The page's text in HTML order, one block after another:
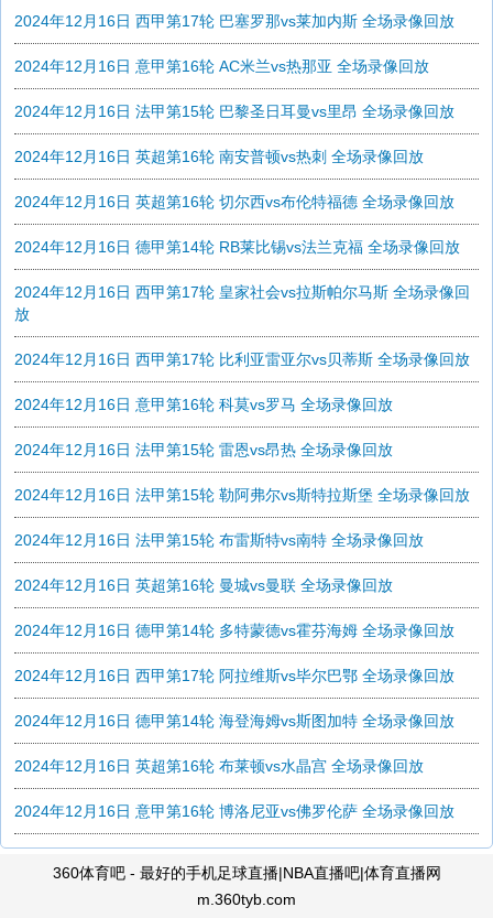
2024年12月16日 西甲第17轮 巴塞罗那vs莱加内斯 全场录像回放
2024年12月16日 意甲第16轮 AC米兰vs热那亚 全场录像回放
2024年12月16日 法甲第15轮 巴黎圣日耳曼vs里昂 全场录像回放
2024年12月16日 英超第16轮 南安普顿vs热刺 全场录像回放
2024年12月16日 英超第16轮 切尔西vs布伦特福德 全场录像回放
2024年12月16日 德甲第14轮 RB莱比锡vs法兰克福 全场录像回放
2024年12月16日 西甲第17轮 皇家社会vs拉斯帕尔马斯 全场录像回
放
2024年12月16日 西甲第17轮 比利亚雷亚尔vs贝蒂斯 全场录像回放
2024年12月16日 意甲第16轮 科莫vs罗马 全场录像回放
2024年12月16日 法甲第15轮 雷恩vs昂热 全场录像回放
2024年12月16日 法甲第15轮 勒阿弗尔vs斯特拉斯堡 全场录像回放
2024年12月16日 法甲第15轮 布雷斯特vs南特 全场录像回放
2024年12月16日 英超第16轮 曼城vs曼联 全场录像回放
2024年12月16日 德甲第14轮 多特蒙德vs霍芬海姆 全场录像回放
2024年12月16日 西甲第17轮 阿拉维斯vs毕尔巴鄂 全场录像回放
2024年12月16日 德甲第14轮 海登海姆vs斯图加特 全场录像回放
2024年12月16日 英超第16轮 布莱顿vs水晶宫 全场录像回放
2024年12月16日 意甲第16轮 博洛尼亚vs佛罗伦萨 全场录像回放
360体育吧 - 最好的手机足球直播|NBA直播吧|体育直播网
m.360tyb.com